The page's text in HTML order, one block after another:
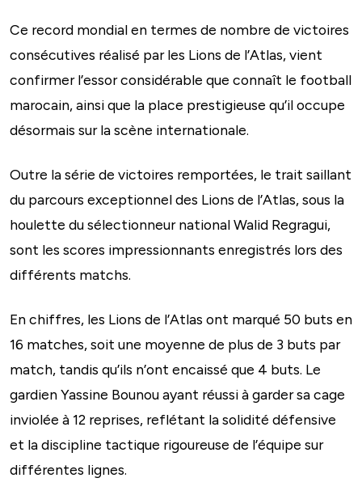
Ce record mondial en termes de nombre de victoires
consécutives réalisé par les Lions de l’Atlas, vient
confirmer l’essor considérable que connaît le football
marocain, ainsi que la place prestigieuse qu’il occupe
désormais sur la scène internationale.
Outre la série de victoires remportées, le trait saillant
du parcours exceptionnel des Lions de l’Atlas, sous la
houlette du sélectionneur national Walid Regragui,
sont les scores impressionnants enregistrés lors des
différents matchs.
En chiffres, les Lions de l’Atlas ont marqué 50 buts en
16 matches, soit une moyenne de plus de 3 buts par
match, tandis qu’ils n’ont encaissé que 4 buts. Le
gardien Yassine Bounou ayant réussi à garder sa cage
inviolée à 12 reprises, reflétant la solidité défensive
et la discipline tactique rigoureuse de l’équipe sur
différentes lignes.